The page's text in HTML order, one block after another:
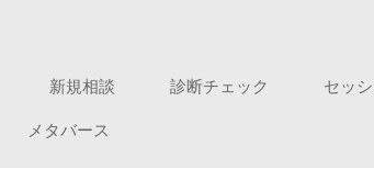
新規相談 診断チェック セッ
メタバース